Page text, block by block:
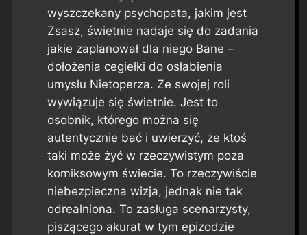
wyszczekany psychopata, jakim jest
Zsasz, świetnie nadaje się do zadania
jakie zaplanował dla niego Bane –
dołożenia cegiełki do osłabienia
umysłu Nietoperza. Ze swojej roli
wywiązuje się świetnie. Jest to
osobnik, którego można się
autentycznie bać i uwierzyć, że ktoś
taki może żyć w rzeczywistym poza
komiksowym świecie. To rzeczywiście
niebezpieczna wizja, jednak nie tak
odrealniona. To zasługa scenarzysty,
piszącego akurat w tym epizodzie